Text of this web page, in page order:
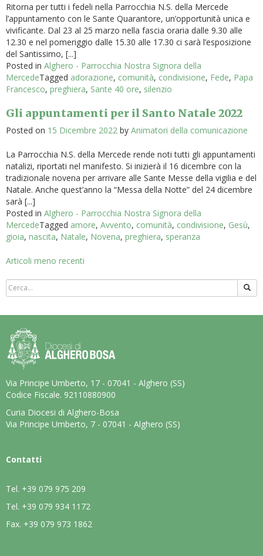
Ritorna per tutti i fedeli nella Parrocchia N.S. della Mercede
l’appuntamento con le Sante Quarantore, un’opportunità unica e
vivificante. Dal 23 al 25 marzo nella fascia oraria dalle 9.30 alle
12.30 e nel pomeriggio dalle 15.30 alle 17.30 ci sarà l’esposizione
del Santissimo, [...]
Posted in Alghero - Parrocchia Nostra Signora della
MercedeTagged adorazione, comunità, condivisione, Fede, Papa
Francesco, preghiera, Sante 40 ore, silenzio
Gli appuntamenti per il Santo Natale 2022
Posted on 15 Dicembre 2022 by Animatori della comunicazione
La Parrocchia N.S. della Mercede rende noti tutti gli appuntamenti
natalizi, riportati nel manifesto. Si inizierà il 16 dicembre con la
tradizionale novena per arrivare alle Sante Messe della vigilia e del
Natale. Anche quest’anno la “Messa della Notte” del 24 dicembre
sarà [...]
Posted in Alghero - Parrocchia Nostra Signora della
MercedeTagged amore, Avvento, comunità, condivisione, Gesù,
gioia, nascita, Natale, Novena, preghiera, speranza
Navigazione
articoli
Articoli meno recenti
Via Principe Umberto, 17 - 07041 - Alghero (SS)
Codice Fiscale. 92110880900
Curia Diocesi di Alghero-Bosa
Via Principe Umberto, 7 - 07041 - Alghero (SS)
Contatti
Tel. +39 079 975 209
Tel. +39 079 934 1172
Fax. +39 079 973 1862